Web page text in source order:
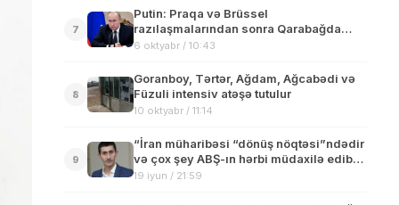
7
Putin: Praqa və Brüssel
razılaşmalarından sonra Qarabağda
antiterror tədbirləri qaçılmaz idi
6 oktyabr / 10:43
8
Goranboy, Tərtər, Ağdam, Ağcabədi və
Füzuli intensiv atəşə tutulur
10 oktyabr / 11:14
9
“İran müharibəsi “dönüş nöqtəsi”ndədir
və çox şey ABŞ-ın hərbi müdaxilə edib-
etməyəcəyindən asılı olacaq”-ASİF
19 iyun / 21:59